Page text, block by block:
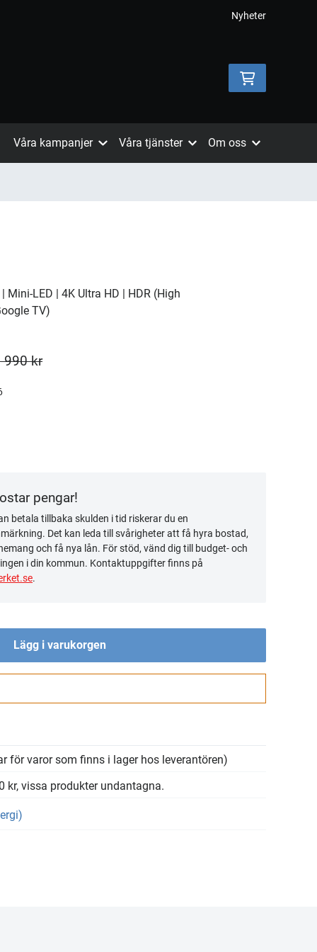
Nyheter
Våra kampanjer Våra tjänster Om oss
Mini-LED | 4K Ultra HD | HDR (High
TV)
990 kr
pengar!
betala tillbaka skulden i tid riskerar du en
Det kan leda till svårigheter att få hyra bostad,
och få nya lån. För stöd, vänd dig till budget- och
i din kommun. Kontaktuppgifter finns på
.
Lägg i varukorgen
för varor som finns i lager hos leverantören)
kr, vissa produkter undantagna.